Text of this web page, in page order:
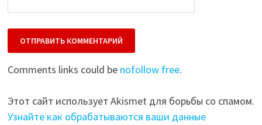
Comments links could be nofollow free.
Этот сайт использует Akismet для борьбы со спамом.
Узнайте как обрабатываются ваши данные